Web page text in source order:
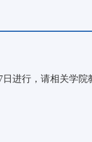
进行，请相关学